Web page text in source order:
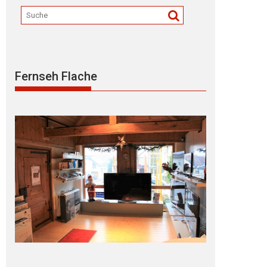
Fernseh Flache